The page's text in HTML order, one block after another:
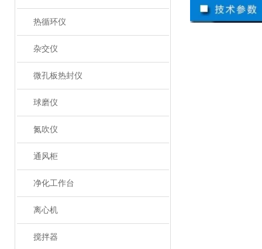
热循环仪
杂交仪
微孔板热封仪
球磨仪
氮吹仪
通风柜
净化工作台
离心机
搅拌器